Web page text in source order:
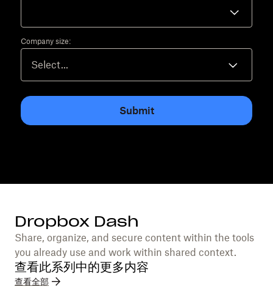
Company size:
Submit
Dropbox Dash
Share, organize, and secure content within the tools
you already use and work within shared context.
查看此系列中的更多内容
查看全部